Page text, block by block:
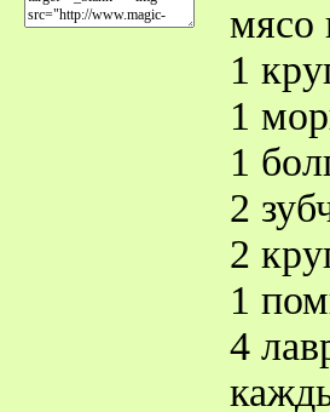
мясо
1
1
1
2
2
1
4